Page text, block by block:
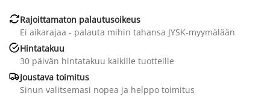
Rajoittamaton palautusoikeus
Ei aikarajaa - palauta mihin tahansa JYSK-myymälään
Hintatakuu
30 päivän hintatakuu kaikille tuotteille
Joustava toimitus
Sinun valitsemasi nopea ja helppo toimitus